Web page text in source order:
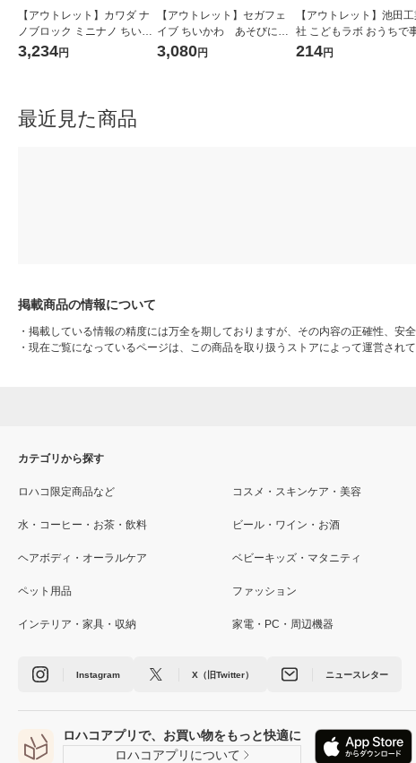
【アウトレット】カワダ ナ
ノブロック ミニナノ ちいか
わ（BOX）
3,234円
【アウトレット】セガフェ
イブ ちいかわ あそびにお
いでよ！おしゃべりする
3,080円
【アウトレット】池田
社 こどもラボ おうちで
件!? 指紋を採取! 810 1個
214円
最近見た商品
掲載商品の情報について
・ 掲載している情報の精度には万全を期しておりますが、その内容の正確性、安
・ 現在ご覧になっているページは、この商品を取り扱うストアによって運営され
カテゴリから探す
ロハコ限定商品など コスメ・スキンケア・美容
水・コーヒー・お茶・飲料 ビール・ワイン・お酒
ヘアボディ・オーラルケア ベビーキッズ・マタニティ
ペット用品 ファッション
インテリア・家具・収納 家電・PC・周辺機器
Instagram X（旧Twitter） ニュースレター
ロハコアプリで、お買い物をもっと快適に
ロハコアプリについて